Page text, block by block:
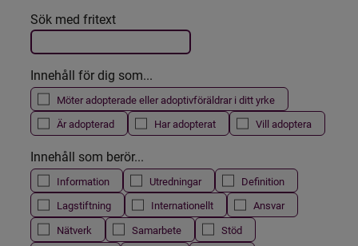
Filtrera resultatet
Det här formuläret postas automatiskt
Sök med fritext
Innehåll för dig som...
Möter adopterade eller adoptivföräldrar i ditt yrke
Är adopterad
Har adopterat Vill adoptera
Innehåll som berör...
Information Utredningar
Definition
Lagstiftning
Internationellt
Ansvar
Nätverk
Samarbete
Stöd